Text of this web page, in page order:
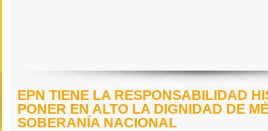
EPN TIENE LA RESPONSABILIDAD
PONER EN ALTO LA DIGNIDAD DE
SOBERANÍA NACIONAL